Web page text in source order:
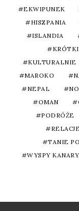
EKWIPUNEK
HISZPANIA
ISLANDIA
KULTURALNIE
MAROKO
NEPAL
OMAN
PODRÓŻE
TANIE
WYSPY